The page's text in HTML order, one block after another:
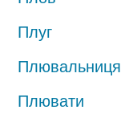
Плуг
Плювальниця
Плювати